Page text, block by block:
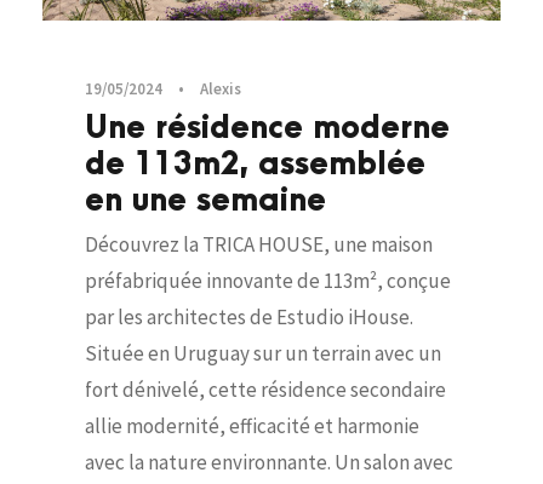
19/05/2024 • Alexis
Une résidence moderne
de 113m2, assemblée
en une semaine
Découvrez la TRICA HOUSE, une maison
préfabriquée innovante de 113m², conçue
par les architectes de Estudio iHouse.
Située en Uruguay sur un terrain avec un
fort dénivelé, cette résidence secondaire
allie modernité, efficacité et harmonie
avec la nature environnante. Un salon avec